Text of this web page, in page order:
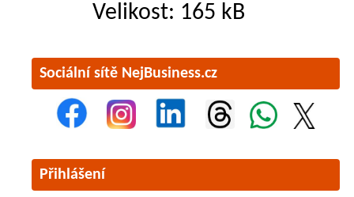
Velikost: 165 kB
Sociální sítě NejBusiness.cz
Přihlášení